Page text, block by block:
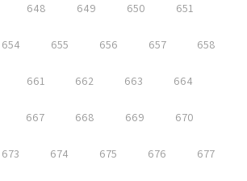
648 649 650 651
654 655 656 657 658
661 662 663 664
667 668 669 670
673 674 675 676 677